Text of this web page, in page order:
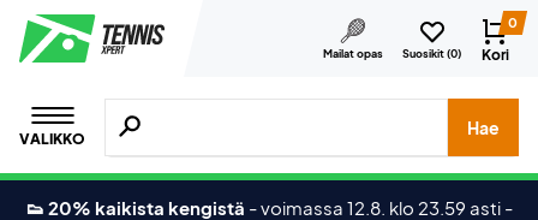
Mailat opas Suosikit (0)
0
Kori
VALIKKO
Hae tuotteita, merkkejä jne.
Hae
👟 20% kaikista kengistä -voimassa 12.8. klo 23.59 asti -